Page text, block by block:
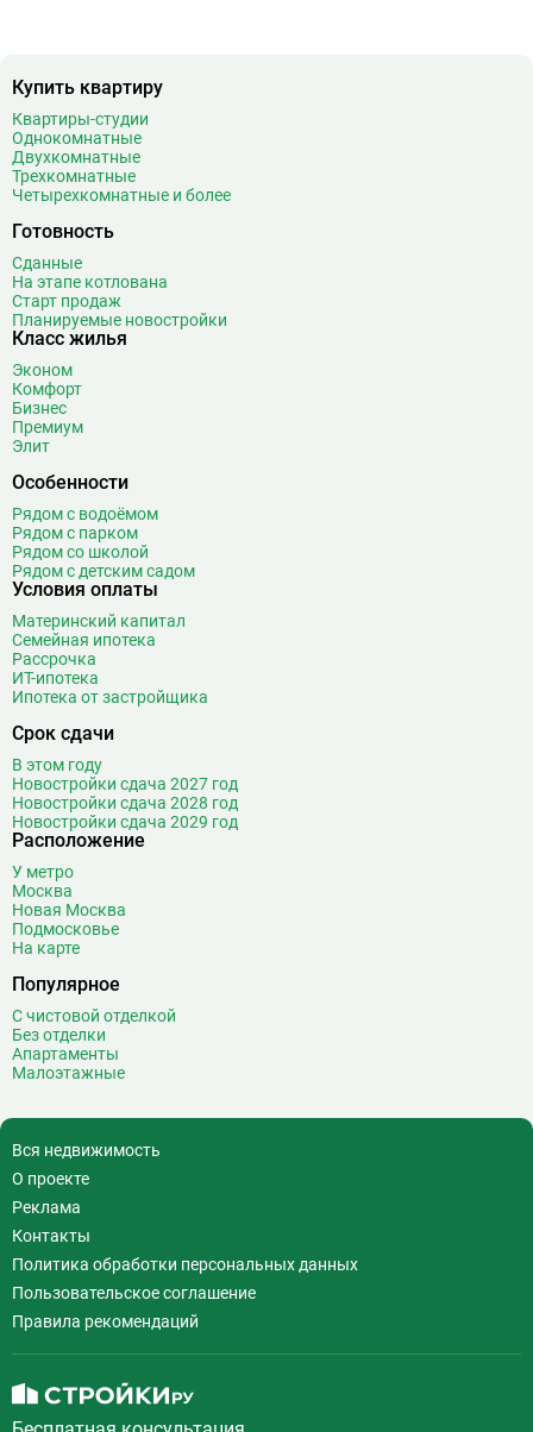
Беговая
Беломорская
Белорусская
Беляево
Библиотека имени Ленина
Битцевский парк
Борисово
Боровицкая
Ботанический сад
Бунинская аллея
Бутырская
В Вавиловская
Варшавская
ВДНХ
Верхние Лихоборы
Владыкино
Водный стадион
Войковская
Волгоградский проспект
Волжская
Волоколамская
Воробьёвы горы
Воронцовская
Выставочный центр
Выхино
Г Генерала Тюленева
Деловой центр
Динамо
Добрынинская
Домодедовская
Дорогомиловская
Достоевская
Дубровка 14
Ж Жулебино
Купить квартиру
Квартиры-студии
Однокомнатные
Двухкомнатные
Трехкомнатные
Четырехкомнатные и более
Готовность
Сданные
На этапе котлована
Старт продаж
Планируемые новостройки
Класс жилья
Эконом
Комфорт
Бизнес
Премиум
Элит
Особенности
Рядом с водоёмом
Рядом с парком
Рядом со школой
Рядом с детским садом
Условия оплаты
Материнский капитал
Семейная ипотека
Рассрочка
ИТ-ипотека
Ипотека от застройщика
Срок сдачи
В этом году
Новостройки сдача 2027 год
Новостройки сдача 2028 год
Новостройки сдача 2029 год
Расположение
У метро
Москва
Новая Москва
Подмосковье
На карте
Популярное
С чистовой отделкой
Без отделки
Апартаменты
Малоэтажные
Вся недвижимость
О проекте
Реклама
Контакты
Политика обработки персональных данных
Пользовательское соглашение
Правила рекомендаций